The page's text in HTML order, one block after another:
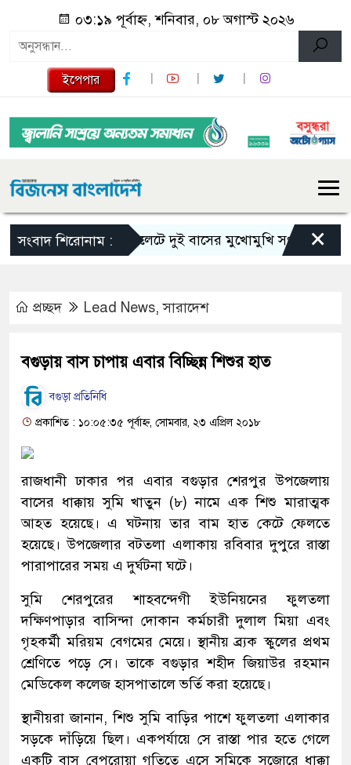
০৩:১৯ পূর্বাহ্ন, শনিবার, ০৮ অগাস্ট ২০২৬
ইপেপার
সংবাদ শিরোনাম :সিলেটে দুই বাসের মুখোমুখি সংঘর্ষে নিহত বেড়ে
×
প্রচ্ছদ Lead News,সারাদেশ
বগুড়ায় বাস চাপায় এবার বিচ্ছিন্ন শিশুর হাত
বগুড়া প্রতিনিধি
প্রকাশিত : ১০:০৫:৩৫ পূর্বাহ্ন, সোমবার, ২৩ এপ্রিল ২০১৮
রাজধানী ঢাকার পর এবার বগুড়ার শেরপুর উপজেলায়
বাসের ধাক্কায় সুমি খাতুন (৮) নামে এক শিশু মারাত্মক
আহত হয়েছে। এ ঘটনায় তার বাম হাত কেটে ফেলতে
হয়েছে। উপজেলার বটতলা এলাকায় রবিবার দুপুরে রাস্তা
পারাপারের সময় এ দুর্ঘটনা ঘটে।
সুমি শেরপুরের শাহবন্দেগী ইউনিয়নের ফুলতলা
দক্ষিণপাড়ার বাসিন্দা দোকান কর্মচারী দুলাল মিয়া এবং
গৃহকর্মী মরিয়ম বেগমের মেয়ে। স্থানীয় ব্র্যক স্কুলের প্রথম
শ্রেণিতে পড়ে সে। তাকে বগুড়ার শহীদ জিয়াউর রহমান
মেডিকেল কলেজ হাসপাতালে ভর্তি করা হয়েছে।
স্থানীয়রা জানান, শিশু সুমি বাড়ির পাশে ফুলতলা এলাকার
সড়কে দাঁড়িয়ে ছিল। একপর্যায়ে সে রাস্তা পার হতে গেলে
একটি বাস বেপরোয়া গতিতে এসে সুমিকে সজোরে ধাক্কা